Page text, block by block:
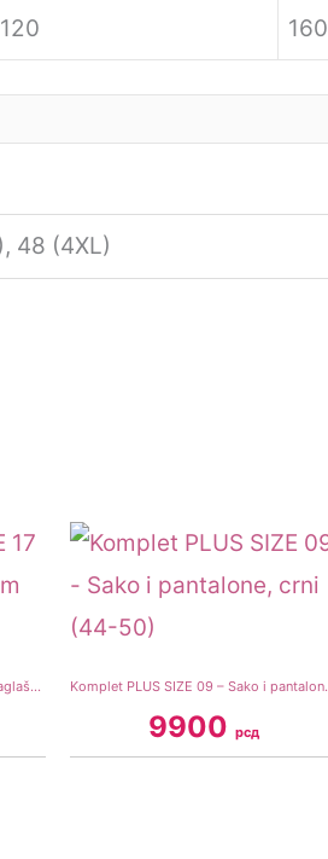
160
48 (4XL)
Komplet PLUS SIZE 17 – Saten sa naglašenim strukom (44) Komplet
9900 рсд